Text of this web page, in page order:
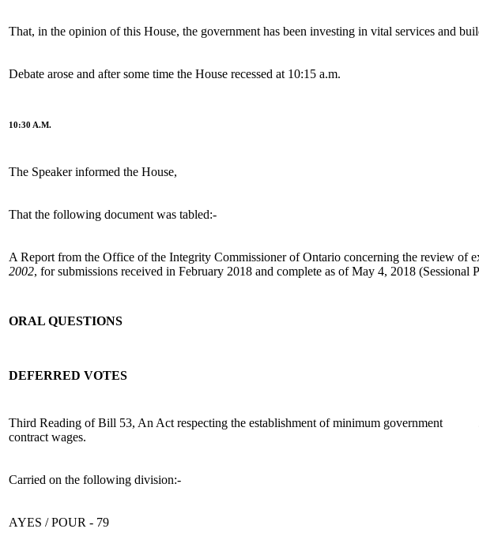
That, in the opinion of this House, the government has been investing in vital services and
Debate arose and after some time the House recessed at 10:15 a.m.
10:30 A.M.
The Speaker informed the House,
That the following document was tabled:-
A Report from the Office of the Integrity Commissioner of Ontario concerning the review of
2002, for submissions received in February 2018 and complete as of May 4, 2018 (Sessional
ORAL QUESTIONS
DEFERRED VOTES
Third Reading of Bill 53, An Act respecting the establishment of minimum government
contract wages.
Carried on the following division:-
AYES / POUR - 79